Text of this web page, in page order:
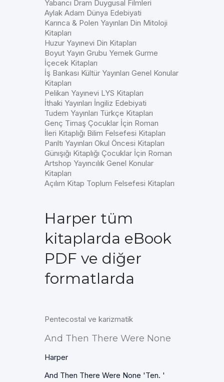
Yabancı Dram Duygusal Filmleri
Aylak Adam Dünya Edebiyati
Karınca & Polen Yayınları Din Mitoloji
Kitapları
Huzur Yayınevi Din Kitapları
Boyut Yayın Grubu Yemek Gurme
İçecek Kitapları
İş Bankası Kültür Yayınları Genel Konular
Kitapları
Pelikan Yayınevi LYS Kitapları
İthaki Yayınları İngiliz Edebiyati
Tudem Yayınları Türkçe Kitapları
Genç Timaş Çocuklar İçin Roman
İleri Kitaplığı Bilim Felsefesi Kitapları
Parıltı Yayınları Okul Öncesi Kitapları
Günışığı Kitaplığı Çocuklar İçin Roman
Artshop Yayıncılık Genel Konular
Kitapları
Açılım Kitap Toplum Felsefesi Kitapları
Harper tüm
kitaplarda eBook
PDF ve diğer
formatlarda
Pentecostal ve karizmatik
And Then There Were None
Harper
And Then There Were None 'Ten. '